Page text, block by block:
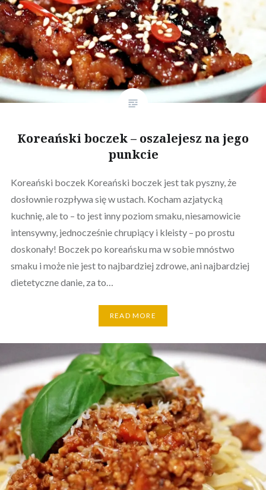
Koreański boczek – oszalejesz na jego
punkcie
Koreański boczek Koreański boczek jest tak pyszny, że
dosłownie rozpływa się w ustach. Kocham azjatycką
kuchnię, ale to – to jest inny poziom smaku, niesamowicie
intensywny, jednocześnie chrupiący i kleisty – po prostu
doskonały! Boczek po koreańsku ma w sobie mnóstwo
smaku i może nie jest to najbardziej zdrowe, ani najbardziej
dietetyczne danie, za to…
READ MORE